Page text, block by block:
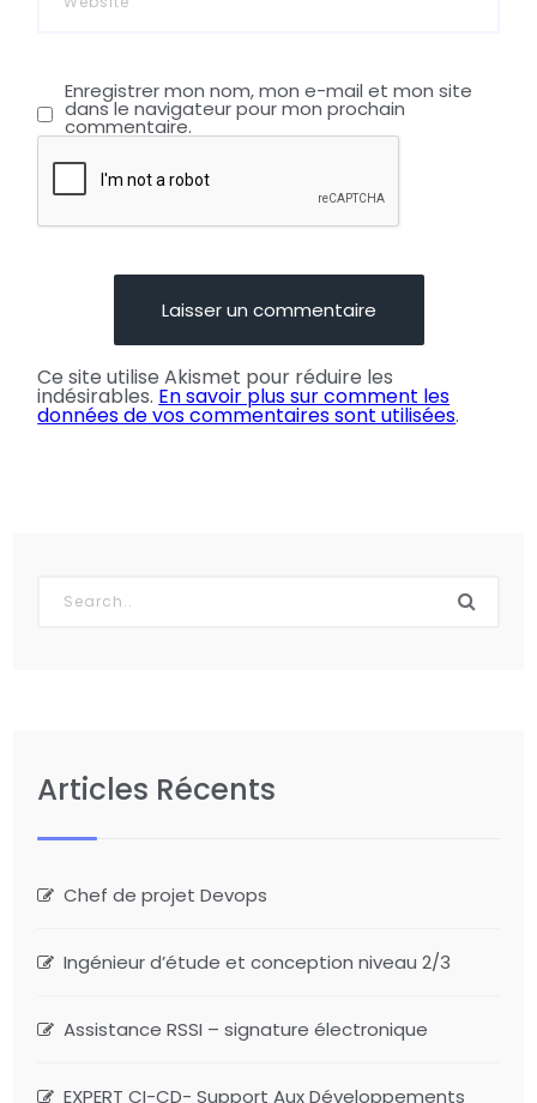
Enregistrer mon nom, mon e-mail et mon site
dans le navigateur pour mon prochain
commentaire.
Ce site utilise Akismet pour réduire les
indésirables. En savoir plus sur comment les
données de vos commentaires sont utilisées.
Articles Récents
Chef de projet Devops
Ingénieur d’étude et conception niveau 2/3
Assistance RSSI – signature électronique
EXPERT CI-CD- Support Aux Développements